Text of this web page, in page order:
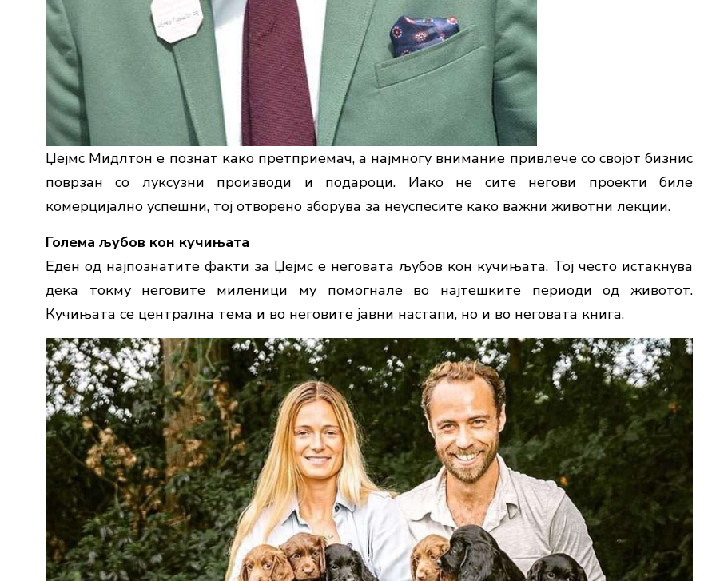
Џејмс Мидлтон е познат како претприемач, а најмногу внимание привлече со својот бизнис
поврзан со луксузни производи и подароци. Иако не сите негови проекти биле
комерцијално успешни, тој отворено зборува за неуспесите како важни животни лекции.
Голема љубов кон кучињата
Еден од најпознатите факти за Џејмс е неговата љубов кон кучињата. Тој често истакнува
дека токму неговите миленици му помогнале во најтешките периоди од животот.
Кучињата се централна тема и во неговите јавни настапи, но и во неговата книга.